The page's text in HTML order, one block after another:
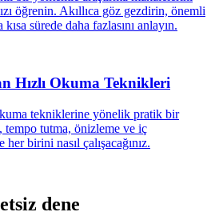
öğrenin. Akıllıca göz gezdirin, önemli
sürede daha fazlasını anlayın.
Hızlı Okuma Teknikleri
tekniklerine yönelik pratik bir
tutma, önizleme ve iç
birini nasıl çalışacağınız.
dene